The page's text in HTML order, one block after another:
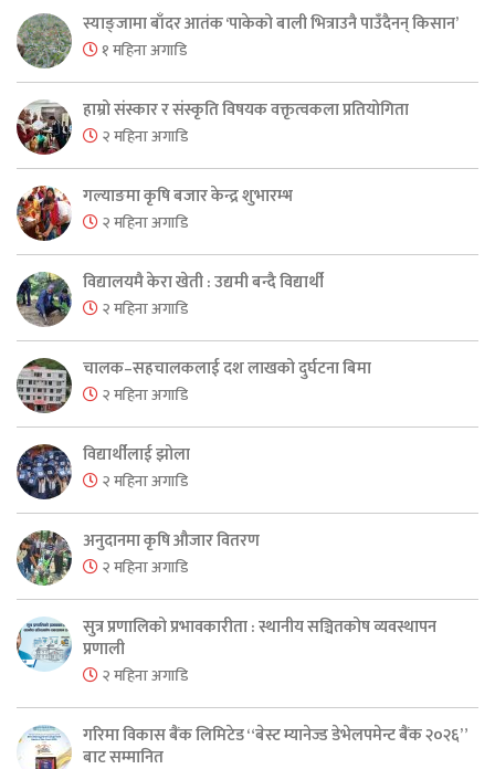
स्याङ्जामा बाँदर आतंक ‘पाकेको बाली भित्राउनै पाउँदैनन् किसान’
१ महिना अगाडि
हाम्रो संस्कार र संस्कृति विषयक वक्तृत्वकला प्रतियोगिता
२ महिना अगाडि
गल्याङमा कृषि बजार केन्द्र शुभारम्भ
२ महिना अगाडि
विद्यालयमै केरा खेती : उद्यमी बन्दै विद्यार्थी
२ महिना अगाडि
चालक–सहचालकलाई दश लाखको दुर्घटना बिमा
२ महिना अगाडि
विद्यार्थीलाई झोला
२ महिना अगाडि
अनुदानमा कृषि औजार वितरण
२ महिना अगाडि
सुत्र प्रणालिको प्रभावकारीता : स्थानीय सञ्चितकोष व्यवस्थापन
प्रणाली
२ महिना अगाडि
गरिमा विकास बैंक लिमिटेड “बेस्ट म्यानेज्ड डेभेलपमेन्ट बैंक २०२६”
बाट सम्मानित